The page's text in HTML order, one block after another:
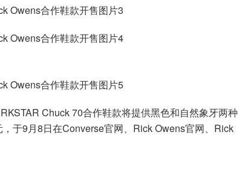
Chuck 70合作鞋款将提供黑色和自然象牙两种
于9月8日在Converse官网、Rick Owens官网、Rick